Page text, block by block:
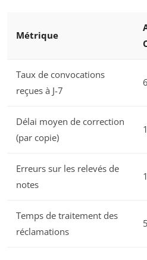
Métrique
Taux de convocations
reçues à J-7
Délai moyen de correction
(par copie)
Erreurs sur les relevés de
notes
Temps de traitement des
réclamations